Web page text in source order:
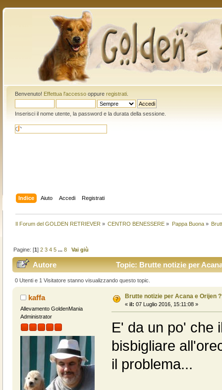
Benvenuto! Effettua l'accessooppure registrati.
Inserisci il nome utente, la password e la durata della sessione.
Indice Aiuto Accedi Registrati
Il Forum del GOLDEN RETRIEVER » CENTRO BENESSERE » Pappa Buona»
Pagine: [1]2 3 4 5 ...8 Vai giù
Autore Topic: Brutte notizie per
0 Utenti e 1 Visitatore stanno visualizzando questo topic.
kaffa
Allevamento GoldenMania
Administrator
Brutte notizie per Acana e Orijen
« il: 07 Luglio 2016, 15:11:08 »
E' da un po' che
bisbigliare
il problema...